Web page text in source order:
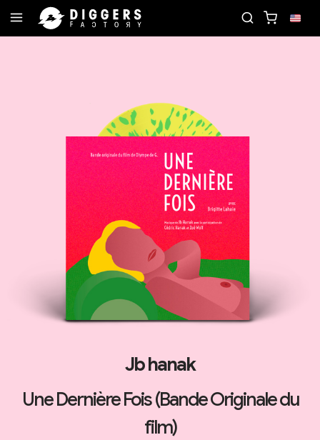
Jb hanak
Une Dernière Fois (Bande Originale du
film)